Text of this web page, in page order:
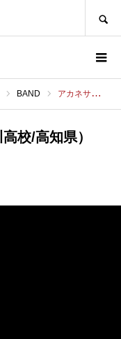
BAND アカネサス（窪川高校/高知県）
校/高知県）